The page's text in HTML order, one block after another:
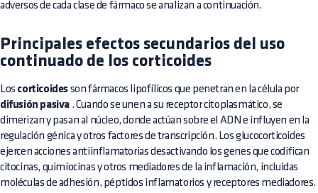
adversos de cada clase de fármaco se analizan a continuación.
Principales efectos secundarios del uso
continuado de los corticoides
Los corticoides son fármacos lipofílicos que penetran en la célula por
difusión pasiva . Cuando se unen a su receptor citoplasmático, se
dimerizan y pasan al núcleo, donde actúan sobre el ADN e influyen en la
regulación génica y otros factores de transcripción. Los glucocorticoides
ejercen acciones antiinflamatorias desactivando los genes que codifican
citocinas, quimiocinas y otros mediadores de la inflamación, incluidas
moléculas de adhesión, péptidos inflamatorios y receptores mediadores.